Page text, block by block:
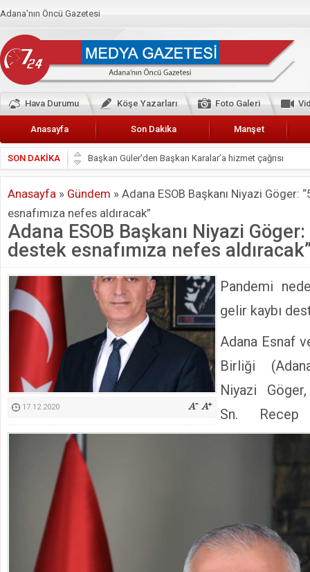
Adana'nın Öncü Gazetesi
Hava Durumu Köşe Yazarları Foto Galeri
Anasayfa Son Dakika Manşet
SON DAKİKA
Başkan Güler’den Başkan Karalar’a hizmet çağrısı
Lokantacılar ve Kebapçılar Esnaf Odası Başkanı Şefik
Hak-İş Abdurrahman Yücel
HDP İL BİNASININ ÖNÜNDE ANNELER TARİH
CEYHAN TİCARET ODASI
BÖLGEMİZ ÇUKUROVA’DA 2019 YILI PAMUK
İyi Parti Yüreğir İlçe Başkanı Enis Akyürek
Kimyasallardan Koruma Derneği Başkanı Cennet Çelik
Anasayfa » Gündem » Adana ESOB Başkanı Niyazi Göger:
esnafımıza nefes aldıracak”
Adana ESOB Başkanı Niyazi
destek esnafımıza nefes
17.12.2020
Pandemi
gelir kaybı
Adana Esnaf
Birliği
Niyazi Göger,
Sn. Recep